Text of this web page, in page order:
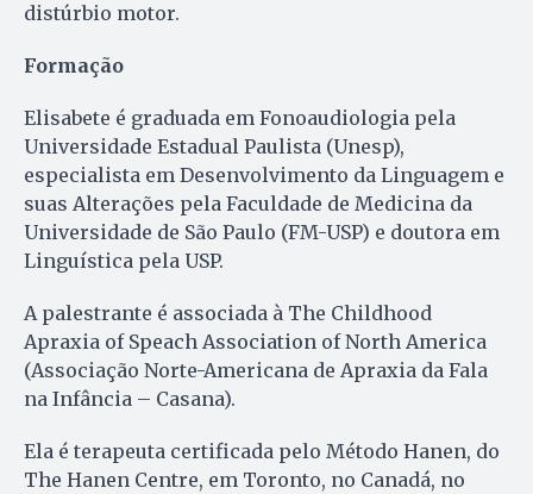
distúrbio motor.
Formação
Elisabete é graduada em Fonoaudiologia pela
Universidade Estadual Paulista (Unesp),
especialista em Desenvolvimento da Linguagem e
suas Alterações pela Faculdade de Medicina da
Universidade de São Paulo (FM-USP) e doutora em
Linguística pela USP.
A palestrante é associada à The Childhood
Apraxia of Speach Association of North America
(Associação Norte-Americana de Apraxia da Fala
na Infância – Casana).
Ela é terapeuta certificada pelo Método Hanen, do
The Hanen Centre, em Toronto, no Canadá, no